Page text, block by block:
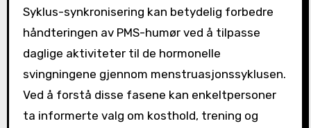
Syklus-synkronisering kan betydelig forbedre
håndteringen av PMS-humør ved å tilpasse
daglige aktiviteter til de hormonelle
svingningene gjennom menstruasjonssyklusen.
Ved å forstå disse fasene kan enkeltpersoner
ta informerte valg om kosthold, trening og